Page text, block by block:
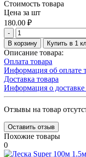
Стоимость товара
Цена за шт
180.00 ₽
-
В корзину
Купить в 1
Описание товара:
Оплата товара
Информация об оплате
Доставка товара
Информация о доставке
Отзывы на товар
Оставить отзыв
Похожие товары
0